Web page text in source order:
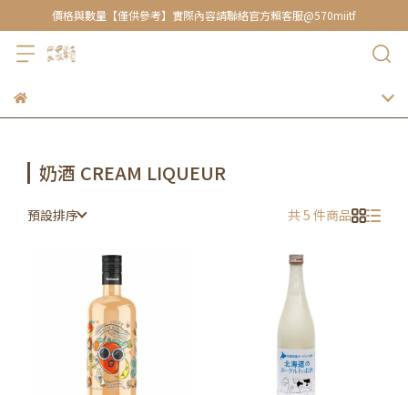
價格與數量【僅供參考】實際內容請聯絡官方賴客服@570miitf
奶酒 CREAM LIQUEUR
預設排序 共 5 件商品